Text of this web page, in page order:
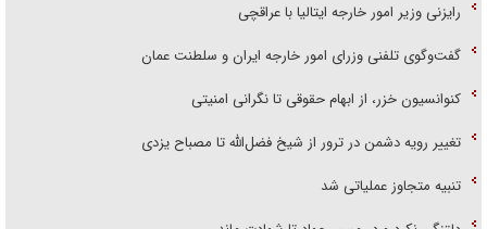
رایزنی وزیر امور خارجه ایتالیا با عراقچی
گفت‌وگوی تلفنی وزرای امور خارجه ایران و سلطنت عمان
کنوانسیون خزر، از ابهام حقوقی تا نگرانی امنیتی
تغییر رویه دشمن در ترور از شیخ فضل‌الله تا مصباح یزدی
تنبیه متجاوز عملیاتی شد